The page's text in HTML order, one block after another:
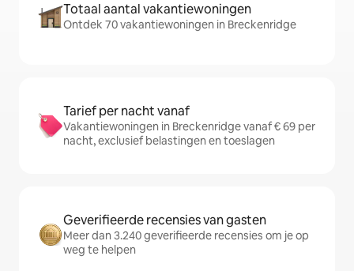
Totaal aantal vakantiewoningen
Ontdek 70 vakantiewoningen in Breckenridge
Tarief per nacht vanaf
Vakantiewoningen in Breckenridge vanaf € 69 per
nacht, exclusief belastingen en toeslagen
Geverifieerde recensies van gasten
Meer dan 3.240 geverifieerde recensies om je op
weg te helpen